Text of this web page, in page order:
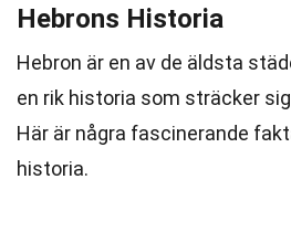
Hebrons Historia
Hebron är en av de äldsta
en rik historia som sträcker
Här är några fascinerande
historia.